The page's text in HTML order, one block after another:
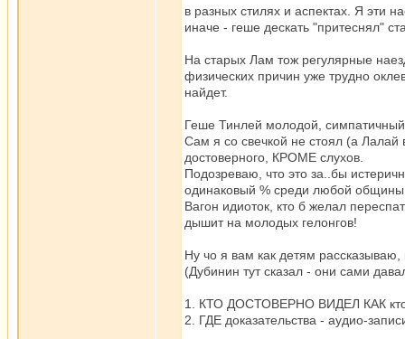
в разных стилях и аспектах. Я эти
иначе - геше дескать "притеснял"
На старых Лам тож регулярные
физических причин уже трудно
найдет.
Геше Тинлей молодой,
Сам я со свечкой не стоял (а
достоверного, КРОМЕ слухов.
Подозреваю, что это за..бы
одинаковый % среди любой
Вагон идиоток, кто б желал
дышит на молодых гелонгов!
Ну чо я вам как детям
(Дубинин тут сказал - они сами
1. КТО ДОСТОВЕРНО ВИДЕЛ КАК кто-
2. ГДЕ доказательства - аудио-